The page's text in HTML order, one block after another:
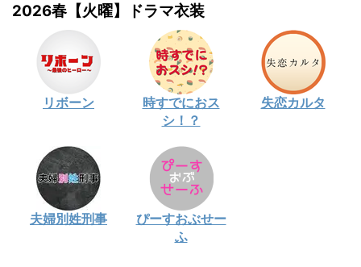
2026春【火曜】ドラマ衣装
リボーン
時すでにおス
シ！？
失恋カルタ
夫婦別姓刑事
ぴーすおぶせー
ふ